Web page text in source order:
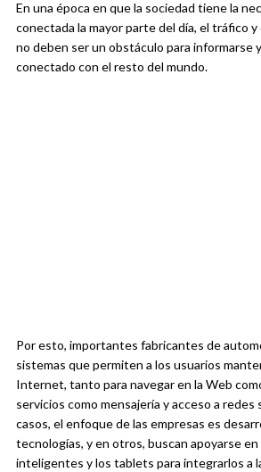
En una época en que la sociedad tiene la
conectada la mayor parte del día, el tráfico y
no deben ser un obstáculo para informarse
conectado con el resto del mundo.
Por esto, importantes fabricantes de
sistemas que permiten a los usuarios
Internet, tanto para navegar en la Web
servicios como mensajería y acceso a redes
casos, el enfoque de las empresas es
tecnologías, y en otros, buscan apoyarse
inteligentes y los tablets para integrarlos a